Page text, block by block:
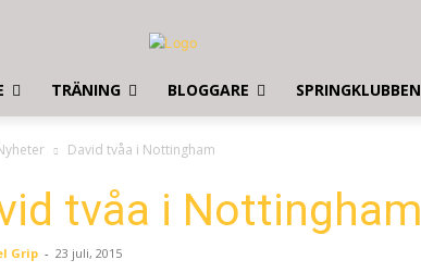
TRÄNING BLOGGARE SPRINGKLUBBEN
David tvåa i Nottingham
tvåa i Nottingham
Grip - 23 juli, 2015